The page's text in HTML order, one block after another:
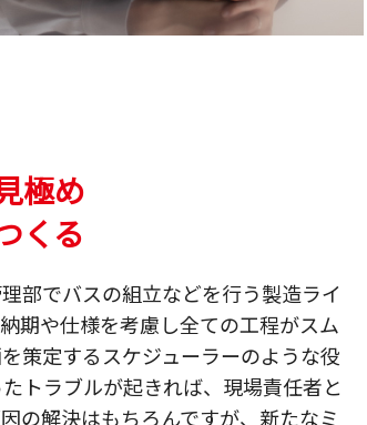
極め
くる
部でバスの組立などを行う製造ライ
期や仕様を考慮し全ての工程がスム
策定するスケジューラーのような役
トラブルが起きれば、現場責任者と
の解決はもちろんですが、新たなミ